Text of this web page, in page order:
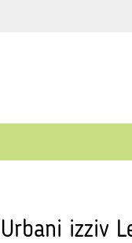
Urbani izziv